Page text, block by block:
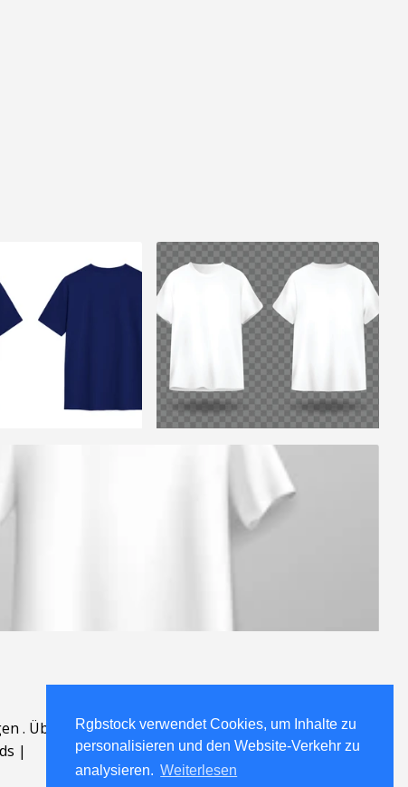
Rgbstock verwendet Cookies, um Inhalte zu
personalisieren und den Website-Verkehr zu
analysieren. Weiterlesen
. Über
|